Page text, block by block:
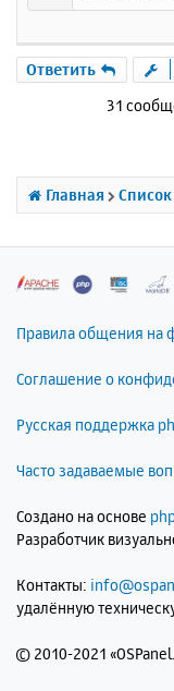
Ответить
31
Главная
Правила общения на
Соглашение о
Русская поддержка
Часто задаваемые
Создано на основе
Разработчик
Контакты:
удалённую
© 2010-2021